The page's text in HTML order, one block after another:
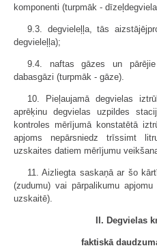
komponenti (turpmāk -
9.3. degvieleļļa, tās
degvieleļļa);
9.4. naftas gāzes un pārējie
dabasgāzi (turpmāk - gāze).
10. Pieļaujamā degvielas
aprēķinu degvielas uzpildes
kontroles mērījumā konstatētā
apjoms nepārsniedz trīssimt
uzskaites datiem mērījumu
11. Aizliegta saskaņā ar šo
(zudumu) vai pārpalikumu
uzskaitē).
II. Degvielas
faktiskā